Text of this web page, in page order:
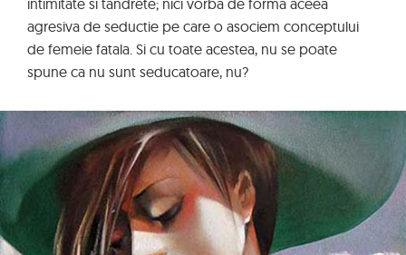
intimitate si tandrete; nici vorba de forma aceea
agresiva de seductie pe care o asociem conceptului
de femeie fatala. Si cu toate acestea, nu se poate
spune ca nu sunt seducatoare, nu?